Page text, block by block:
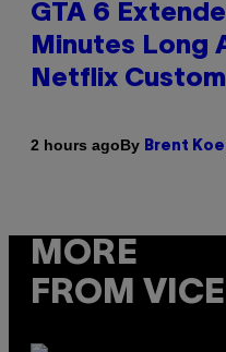
GTA 6
Minutes Long
Netflix
2 hours agoBy Brent
MORE
FROM VICE